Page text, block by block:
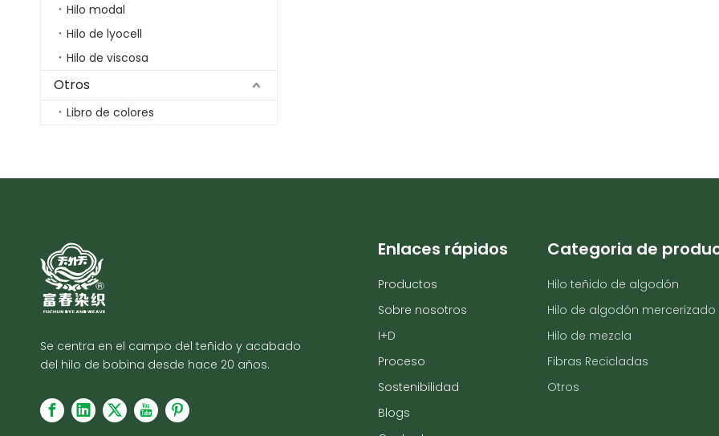
Hilo modal
Hilo de lyocell
Hilo de viscosa
Otros
Libro de colores
Se centra en el campo del teñido y acabado
del hilo de bobina desde hace 20 años.
Enlaces rápidos
Productos
Sobre nosotros
I+D
Proceso
Sostenibilidad
Blogs
Categoria de
Hilo teñido de algodón
Hilo de algodón mercerizado
Hilo de mezcla
Fibras Recicladas
Otros